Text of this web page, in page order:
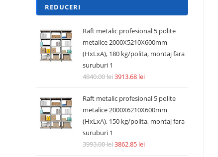
REDUCERI
Raft metalic profesional 5 polite
metalice 2000X5210X600mm
(HxLxA), 180 kg/polita, montaj fara
suruburi 1
4840.00lei3913.68 lei
Raft metalic profesional 5 polite
metalice 2000X6210X600mm
(HxLxA), 150 kg/polita, montaj fara
suruburi 1
3993.00lei3862.85 lei